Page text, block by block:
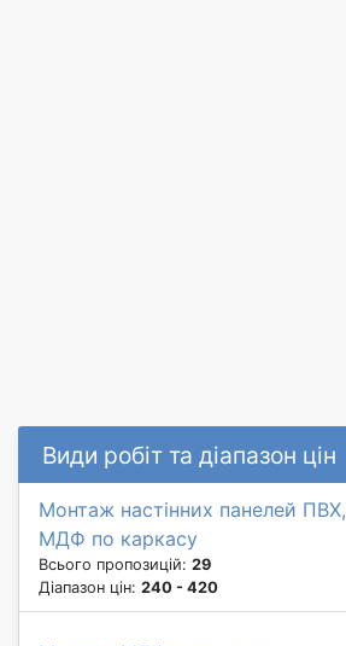
Види робіт та діапазон цін
Монтаж настінних панелей ПВХ,
МДФ по каркасу
Всього пропозицій: 29
Діапазон цін: 240 - 420